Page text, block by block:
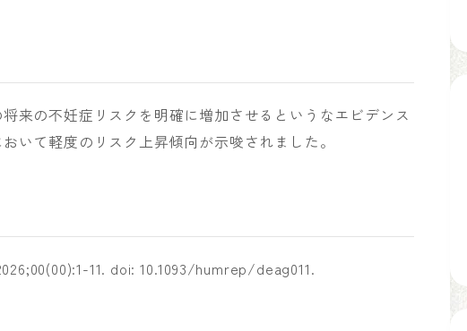
来の不妊症リスクを明確に増加させるというなエビデンス
いて軽度のリスク上昇傾向が示唆されました。
11. doi: 10.1093/humrep/deag011.